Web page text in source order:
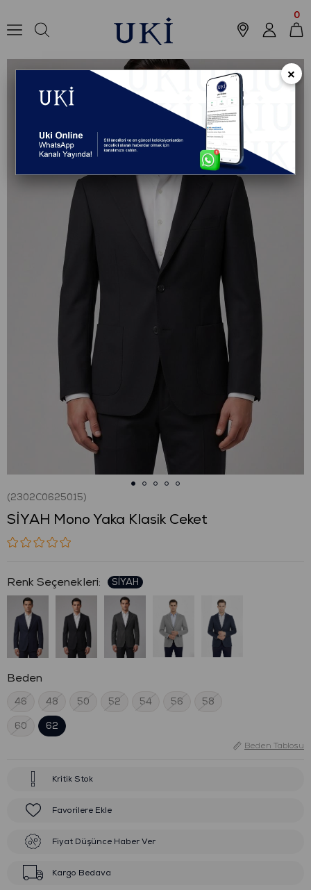
0
SİYAH Mono Yaka Klasik
(2302C0625015)
SİYAH Mono Yaka Klasik Ceket
:
Beden
46 48 50 52 54 56 58
60 62
Beden Tablosu
Kritik Stok
Favorilere Ekle
Fiyat Düşünce Haber Ver
Kargo Bedava
×